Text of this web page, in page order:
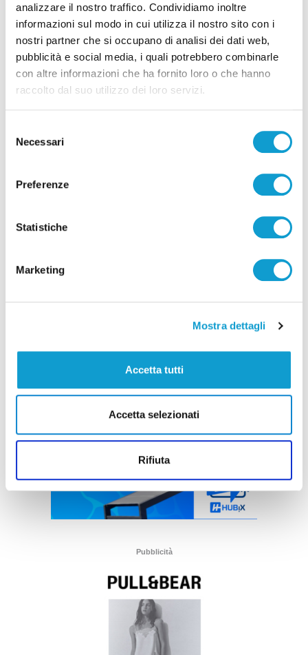
analizzare il nostro traffico. Condividiamo inoltre
informazioni sul modo in cui utilizza il nostro sito con i
nostri partner che si occupano di analisi dei dati web,
pubblicità e social media, i quali potrebbero combinarle
con altre informazioni che ha fornito loro o che hanno
raccolto dal suo utilizzo dei loro servizi.
delNecessari
Preferenze
Statistiche
Marketing
Mostra dettagli
Accetta tutti
Accetta selezionati
Rifiuta
Pubblicità
Pubblicità